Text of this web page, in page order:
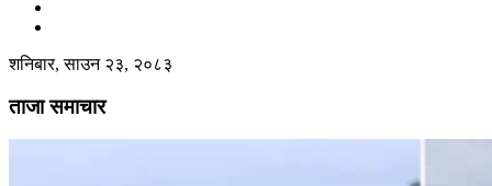
शनिबार, साउन २३, २०८३
ताजा समाचार